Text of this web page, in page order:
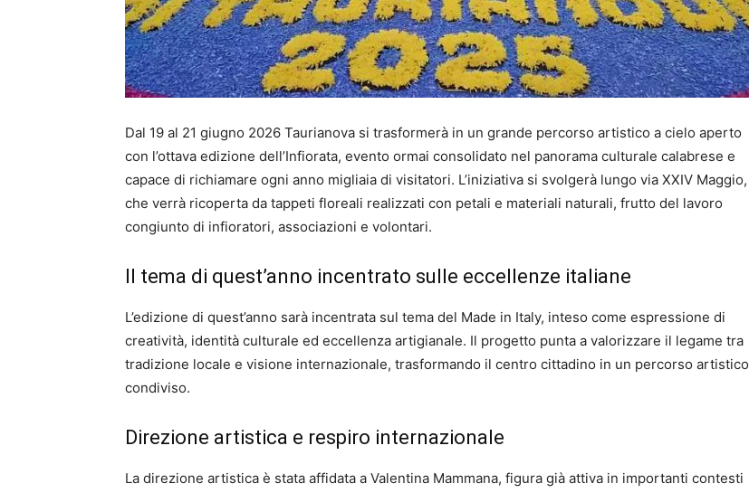
Dal 19 al 21 giugno 2026 Taurianova si trasformerà in un grande percorso artistico a cielo aperto
con l’ottava edizione dell’Infiorata, evento ormai consolidato nel panorama culturale calabrese e
capace di richiamare ogni anno migliaia di visitatori. L’iniziativa si svolgerà lungo via XXIV Maggio,
che verrà ricoperta da tappeti floreali realizzati con petali e materiali naturali, frutto del lavoro
congiunto di infioratori, associazioni e volontari.
Il tema di quest’anno incentrato sulle eccellenze italiane
L’edizione di quest’anno sarà incentrata sul tema del Made in Italy, inteso come espressione di
creatività, identità culturale ed eccellenza artigianale. Il progetto punta a valorizzare il legame tra
tradizione locale e visione internazionale, trasformando il centro cittadino in un percorso artistico
condiviso.
Direzione artistica e respiro internazionale
La direzione artistica è stata affidata a Valentina Mammana, figura già attiva in importanti contesti